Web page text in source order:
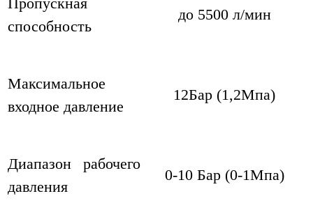
способность
до 5500 л/мин
Максимальное
входное давление
12Бар (1,2Мпа)
Диапазон рабочего
давления
0-10 Бар (0-1Мпа)